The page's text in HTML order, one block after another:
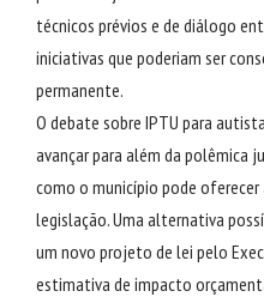
técnicos prévios e de diálogo
iniciativas que poderiam ser
permanente.
O debate sobre IPTU para
avançar para além da polêmica
como o município pode
legislação. Uma alternativa
um novo projeto de lei pelo
estimativa de impacto